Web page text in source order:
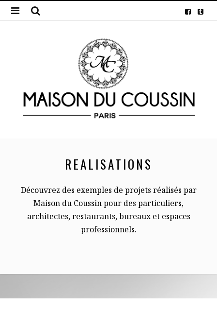
REALISATIONS
Découvrez des exemples de projets réalisés par
Maison du Coussin pour des particuliers,
architectes, restaurants, bureaux et espaces
professionnels.